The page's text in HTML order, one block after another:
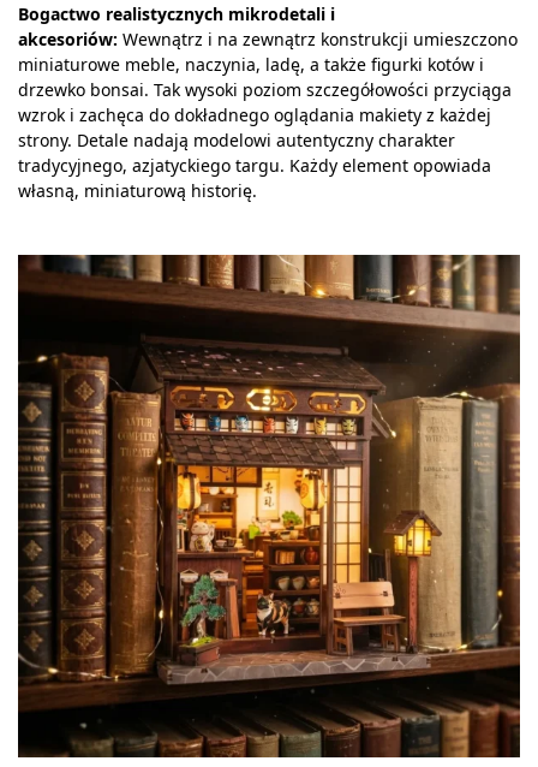
Bogactwo realistycznych mikrodetali i
akcesoriów: Wewnątrz i na zewnątrz konstrukcji umieszczono
miniaturowe meble, naczynia, ladę, a także figurki kotów i
drzewko bonsai. Tak wysoki poziom szczegółowości przyciąga
wzrok i zachęca do dokładnego oglądania makiety z każdej
strony. Detale nadają modelowi autentyczny charakter
tradycyjnego, azjatyckiego targu. Każdy element opowiada
własną, miniaturową historię.